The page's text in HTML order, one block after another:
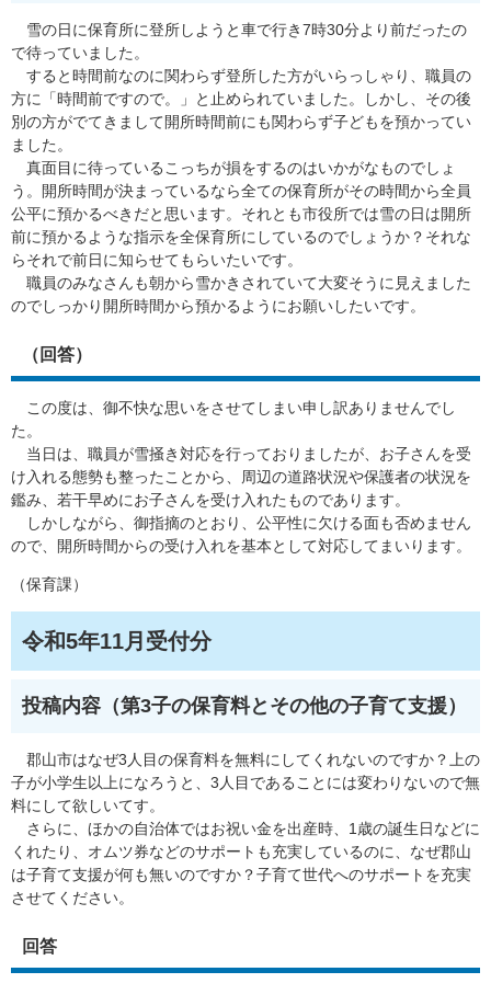
雪の日に保育所に登所しようと車で行き7時30分より前だったの
で待っていました。
すると時間前なのに関わらず登所した方がいらっしゃり、職員の
方に「時間前ですので。」と止められていました。しかし、その後
別の方がでてきまして開所時間前にも関わらず子どもを預かってい
ました。
真面目に待っているこっちが損をするのはいかがなものでしょ
う。開所時間が決まっているなら全ての保育所がその時間から全員
公平に預かるべきだと思います。それとも市役所では雪の日は開所
前に預かるような指示を全保育所にしているのでしょうか？それな
らそれで前日に知らせてもらいたいです。
職員のみなさんも朝から雪かきされていて大変そうに見えました
のでしっかり開所時間から預かるようにお願いしたいです。
（回答）
この度は、御不快な思いをさせてしまい申し訳ありませんでし
た。
当日は、職員が雪掻き対応を行っておりましたが、お子さんを受
け入れる態勢も整ったことから、周辺の道路状況や保護者の状況を
鑑み、若干早めにお子さんを受け入れたものであります。
しかしながら、御指摘のとおり、公平性に欠ける面も否めません
ので、開所時間からの受け入れを基本として対応してまいります。
（保育課）
令和5年11月受付分
投稿内容（第3子の保育料とその他の子育て支援）
郡山市はなぜ3人目の保育料を無料にしてくれないのですか？上の
子が小学生以上になろうと、3人目であることには変わりないので無
料にして欲しいてす。
さらに、ほかの自治体ではお祝い金を出産時、1歳の誕生日などに
くれたり、オムツ券などのサポートも充実しているのに、なぜ郡山
は子育て支援が何も無いのですか？子育て世代へのサポートを充実
させてください。
回答